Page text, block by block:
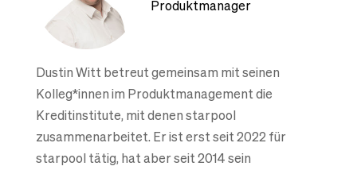
Produktmanager
Dustin Witt betreut gemeinsam mit seinen
Kolleg*innen im Produktmanagement die
Kreditinstitute, mit denen starpool
zusammenarbeitet. Er ist erst seit 2022 für
starpool tätig, hat aber seit 2014 sein